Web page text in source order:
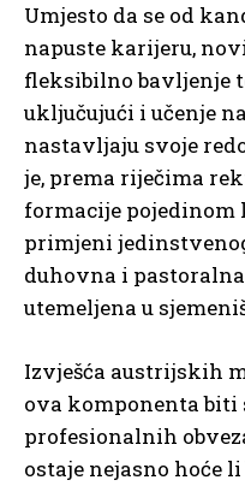
Umjesto da se od
napuste karijeru,
fleksibilno bavljenje
uključujući i učenje
nastavljaju svoje
je, prema riječima
formacije pojedinom
primjeni
duhovna i
utemeljena u
Izvješća austrijskih
ova komponenta
profesionalnih
ostaje nejasno hoće